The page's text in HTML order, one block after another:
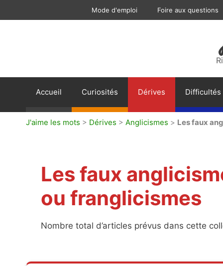
Mode d'emploi Foire aux questions
Accueil Curiosités Dérives Difficultés
J'aime les mots > Dérives > Anglicismes > Les faux
Les faux
ou franglicismes
Nombre total d’articles prévus dans cette